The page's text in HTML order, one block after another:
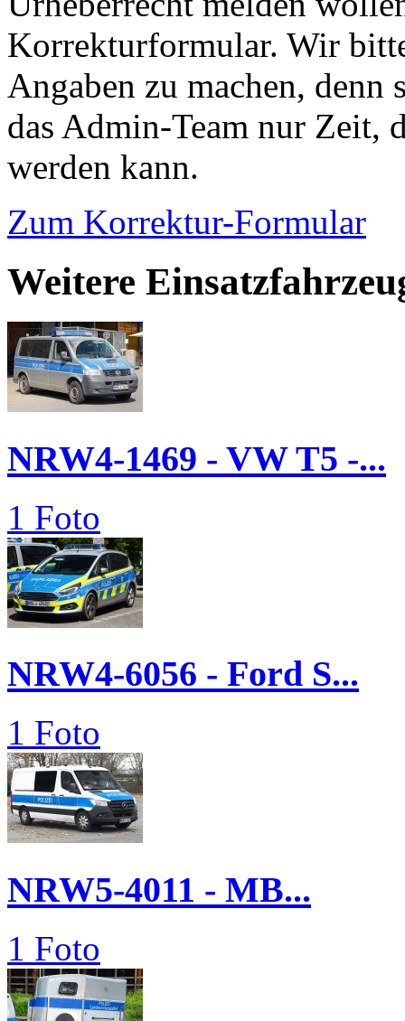
Korrekturformular. Wir
Angaben zu machen,
das Admin-Team nur Zeit,
werden kann.
Zum Korrektur-Formular
Weitere
NRW4-1469 - VW T5 -...
1 Foto
NRW4-6056 - Ford S...
1 Foto
NRW5-4011 - MB...
1 Foto